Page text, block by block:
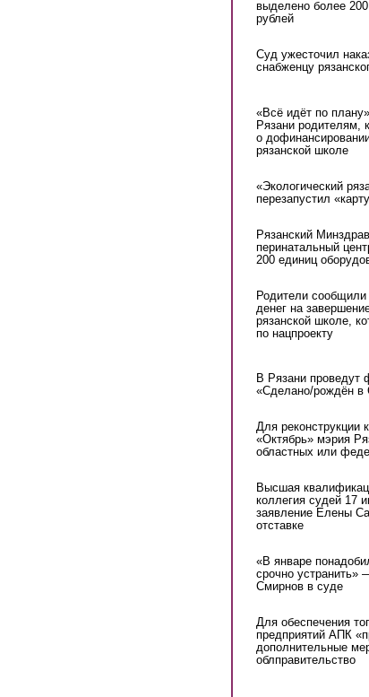
выделено более
рублей
Суд ужесточил
снабженцу
«Всё идёт по
Рязани родителям,
о
рязанской школе
«Экологический
перезапустил
Рязанский
перинатальный
200 единиц
Родители сообщили
денег на
рязанской школе,
по нацпроекту
В Рязани проведут
«Сделано/рождён
Для реконструкции
«Октябрь» мэрия
областных или
Высшая
коллегия судей 17
заявление Елены
отставке
«В январе
срочно устранить»
Смирнов в суде
Для обеспечения
предприятий АПК
дополнительные
облправительство